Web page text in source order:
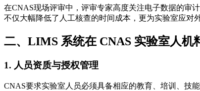
在CNAS现场评审中，评审专家高度关注电子数据的审
不仅大幅降低了人工核查的时间成本，更为实验室应对
二、LIMS 系统在 CNAS 实验室人机
1. 人员资质与授权管理
CNAS要求实验室人员必须具备相应的教育、培训、技